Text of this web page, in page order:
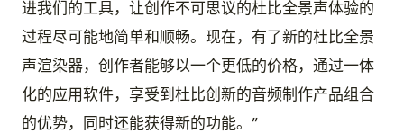
进我们的工具，让创作不可思议的杜比全景声体验的
过程尽可能地简单和顺畅。现在，有了新的杜比全景
声渲染器，创作者能够以一个更低的价格，通过一体
化的应用软件，享受到杜比创新的音频制作产品组合
的优势，同时还能获得新的功能。”